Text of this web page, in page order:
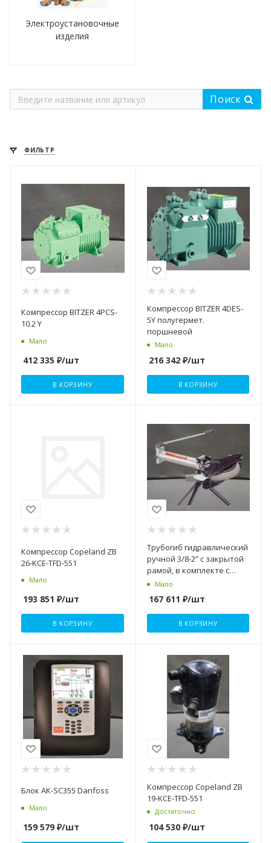
Электроустановочные
изделия
Поиск
ФИЛЬТР
Компрессор BITZER 4PCS-
10.2 Y
Мало
412 335 ₽/шт
В КОРЗИНУ
Компрессор BITZER 4DES-
5Y полугермет.
поршневой
Мало
216 342₽/шт
В КОРЗИНУ
Компрессор Copeland ZB
26-KCE-TFD-551
Мало
193 851 ₽/шт
В КОРЗИНУ
Трубогиб гидравлический
ручной 3/8-2” с закрытой
рамой, в комплекте с
треногой SUPER-EGO
Мало
167 611 ₽/шт
В КОРЗИНУ
Блок AK-SC355 Danfoss
Мало
159 579 ₽/шт
Компрессор Copeland ZB
19-KCE-TFD-551
Достаточно
104 530₽/шт